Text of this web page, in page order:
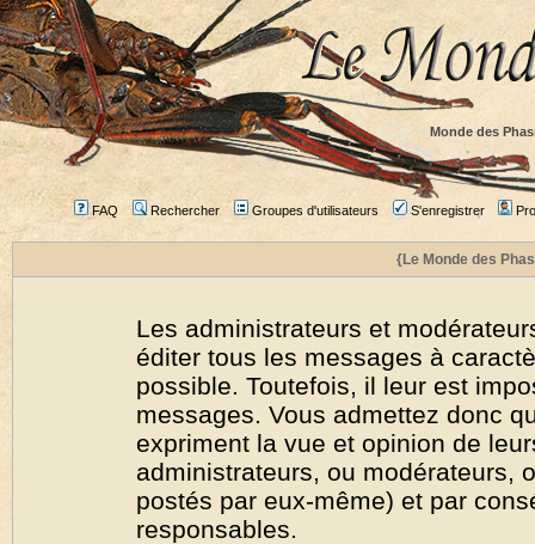
Monde des
FAQ Rechercher Groupes d'utilisateurs S'enregistrer
{Le Monde des
Les administrateurs et
éditer tous les messages à
possible. Toutefois, il leur est
messages. Vous admettez donc
expriment la vue et opinion de
administrateurs, ou modérateurs,
postés par eux-même) et par
responsables.